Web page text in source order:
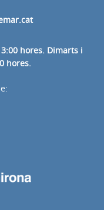
hores. Dimarts i
hores.